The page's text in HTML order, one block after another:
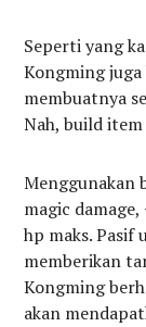
Seperti yang
Kongming
membuatnya
Nah, build
Menggunakan
magic
hp maks. Pasif
memberikan
Kongming
akan